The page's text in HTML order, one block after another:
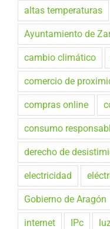
altas temperaturas
Ayuntamiento de
cambio climático
comercio de
compras online
consumo
derecho de
electricidad
Gobierno de Aragón
internet IPc